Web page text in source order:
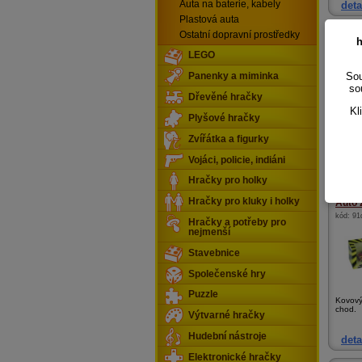
Auto
Auto
kód:
chod.
Auta na baterie, kabely
Plastová auta
Ostatní dopravní prostředky
LEGO
Panenky a miminka
Dřevěné hračky
Plyšové hračky
Zvířátka a figurky
Vojáci, policie, indiáni
Hračky pro holky
Hračky pro kluky i holky
Hračky a potřeby pro
nejmenší
Stavebnice
Společenské hry
Puzzle
Výtvarné hračky
Hudební nástroje
Elektronické hračky